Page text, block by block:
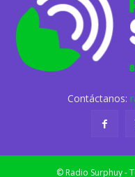
Contáctanos:
© Radio Surphuy -